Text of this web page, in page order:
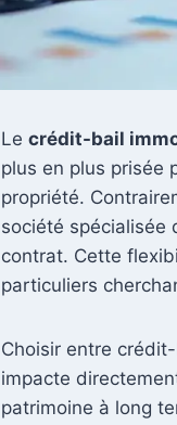
Le crédit-bail
plus en plus prisée
propriété.
société spécialisée
contrat. Cette
particuliers
Choisir entre
impacte
patrimoine à long